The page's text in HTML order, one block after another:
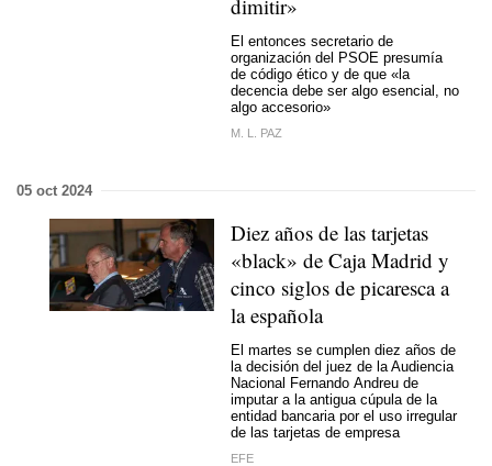
dimitir»
El entonces secretario de
organización del PSOE presumía
de código ético y de que «la
decencia debe ser algo esencial, no
algo accesorio»
M. L. PAZ
05 oct 2024
Diez años de las tarjetas
«black» de Caja Madrid y
cinco siglos de picaresca a
la española
El martes se cumplen diez años de
la decisión del juez de la Audiencia
Nacional Fernando Andreu de
imputar a la antigua cúpula de la
entidad bancaria por el uso irregular
de las tarjetas de empresa
EFE